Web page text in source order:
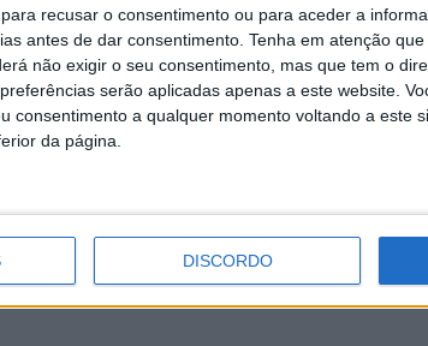
recusar o consentimento ou para aceder a
antes de dar consentimento. Tenha em atenção
não exigir o seu consentimento, mas que tem o
serão aplicadas apenas a este website.
consentimento a qualquer momento voltando a este
da página.
DISCORDO
do Coração Amarelo”, a conferência
e atual presidente da Direção Nacional
para acesso ao link da conferencia, e emissão
albicastrense.